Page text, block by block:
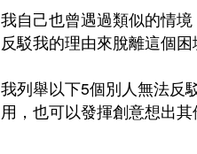
我自己也曾遇過類似的情
反駁我的理由來脫離這個困
我列舉以下5個別人無法反
用，也可以發揮創意想出